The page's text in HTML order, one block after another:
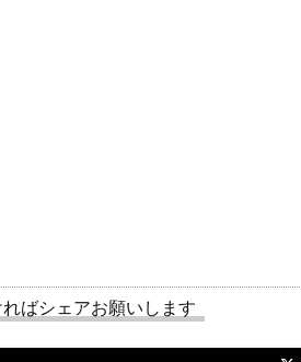
ばシェアお願いします